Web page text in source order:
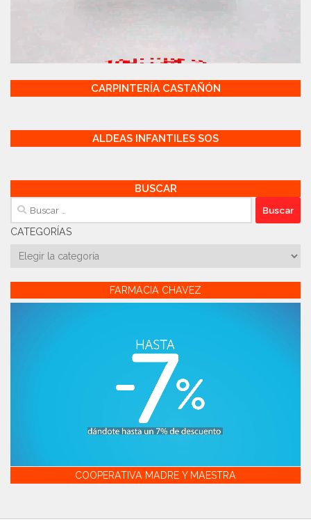
CARPINTERÍA CASTAÑÓN
ALDEAS INFANTILES SOS
BUSCAR
Buscar:
CATEGORÍAS
Categorías
FARMACIA CHAVEZ
COOPERATIVA MADRE Y MAESTRA